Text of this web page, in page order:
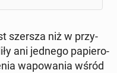
szersza niż w przy­
ani jednego pa­pie­ro­
wa­po­wa­nia wśród